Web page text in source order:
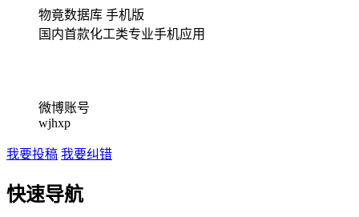
物竟数据库 手机版
国内首款化工类专业手机应用
微博账号
wjhxp
我要投稿 我要纠错
快速导航